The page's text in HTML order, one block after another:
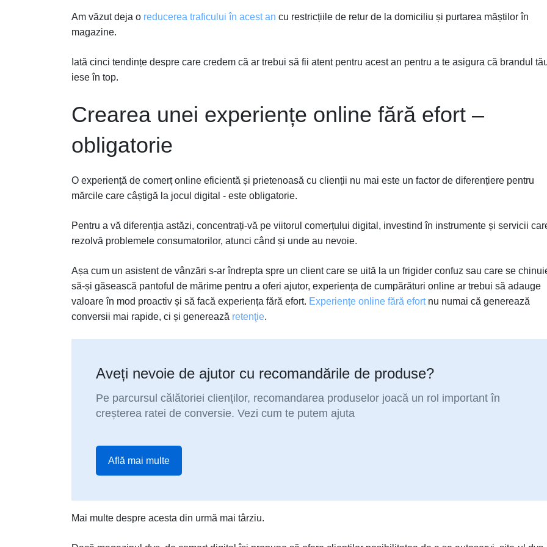
Am văzut deja o reducerea traficului în acest an cu restricțiile de retur de la domiciliu și purtarea măștilor în
magazine.
Iată cinci tendințe despre care credem că ar trebui să fii atent pentru acest an pentru a te asigura că brandul
iese în top.
Crearea unei experiențe online fără efort –
obligatorie
O experiență de comerț online eficientă și prietenoasă cu clienții nu mai este un factor de diferențiere pentru
mărcile care câștigă la jocul digital - este obligatorie.
Pentru a vă diferenția astăzi, concentrați-vă pe viitorul comerțului digital, investind în instrumente și servicii
rezolvă problemele consumatorilor, atunci când și unde au nevoie.
Așa cum un asistent de vânzări s-ar îndrepta spre un client care se uită la un frigider confuz sau care se
să-și găsească pantoful de mărime pentru a oferi ajutor, experiența de cumpărături online ar trebui să adauge
valoare în mod proactiv și să facă experiența fără efort. Experiențe online fără efortnu numai că generează
conversii mai rapide, ci și generează retenţie.
Aveți nevoie de ajutor cu recomandările de produse?
Pe parcursul călătoriei clienților, recomandarea produselor joacă un rol important în
creșterea ratei de conversie. Vezi cum te putem ajuta
Află mai multe
Mai multe despre acesta din urmă mai târziu.